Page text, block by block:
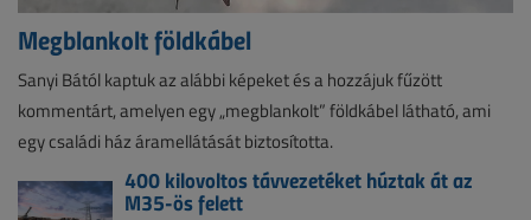
Megblankolt földkábel
Sanyi Bától kaptuk az alábbi képeket és a hozzájuk fűzött
kommentárt, amelyen egy „megblankolt” földkábel látható, ami
egy családi ház áramellátását biztosította.
400 kilovoltos távvezetéket húztak át az
M35-ös felett